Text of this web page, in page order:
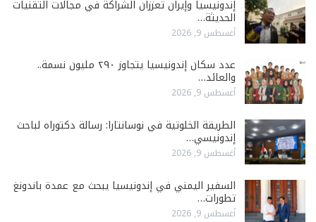
إندونيسيا وإيران تعززان الشراكة في مجالات التقنيات
الحديثة…
أغسطس 9, 2026
عدد سكان إندونيسيا يتجاوز ٢٩٠ مليون نسمة..
والعائد…
أغسطس 9, 2026
الطريقة الخلوتية في نوسانتارا: رسالة دكتوراه لباحث
إندونيسي…
أغسطس 9, 2026
السفير اليمني في إندونيسيا يبحث مع عمدة باندونغ
تطورات…
أغسطس 9, 2026